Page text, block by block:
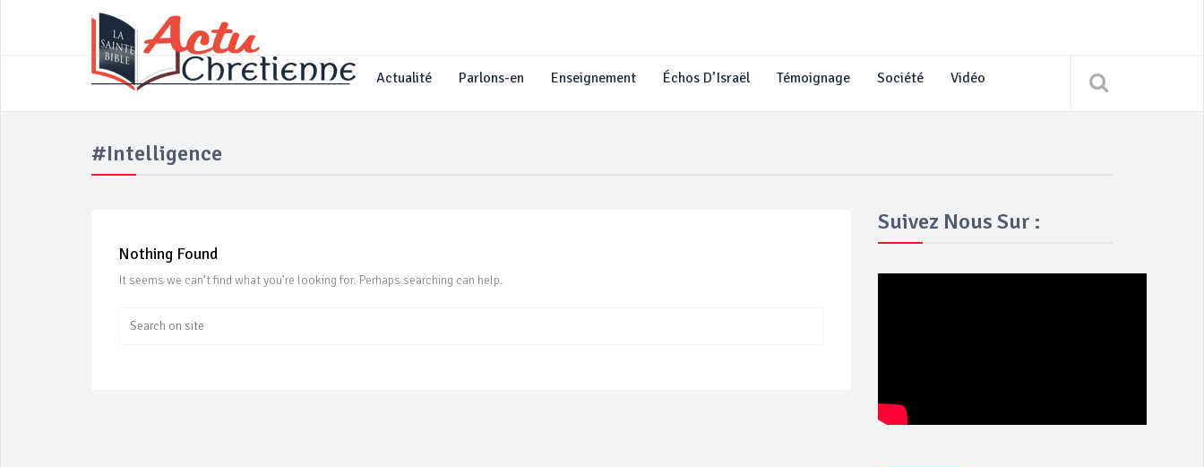
____________________________________ Actualité Parlons-en Enseignement Échos D’Israël Témoignage Société Vidéo
#Intelligence
Nothing Found
It seems we can’t find what you’re looking for. Perhaps searching can help.
Suivez Nous Sur :